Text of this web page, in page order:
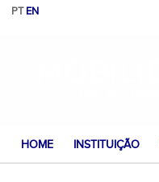
PTEN
HOME INSTITUIÇÃO